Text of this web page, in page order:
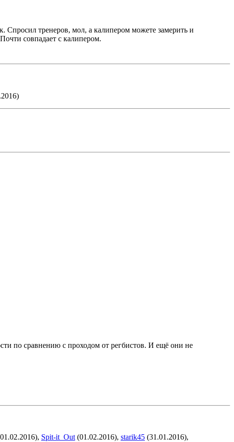
Спросил тренеров, мол, а калипером можете замерить и
совпадает с калипером.
по сравнению с проходом от регбистов. И ещё они не
Spit-it_Out(01.02.2016), starik45 (31.01.2016),